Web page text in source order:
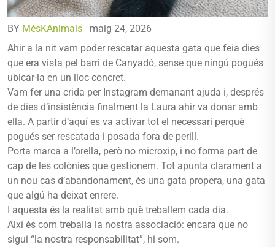
BY MésKAnimals
maig 24, 2026
Ahir a la nit vam poder rescatar aquesta gata que feia dies
que era vista pel barri de Canyadó, sense que ningú pogués
ubicar-la en un lloc concret.
Vam fer una crida per Instagram demanant ajuda i, després
de dies d’insistència finalment la Laura ahir va donar amb
ella. A partir d’aquí es va activar tot el necessari perquè
pogués ser rescatada i posada fora de perill.
Porta marca a l’orella, però no microxip, i no forma part de
cap de les colònies que gestionem. Tot apunta clarament a
un nou cas d’abandonament, és una gata propera, una gata
que algú ha deixat enrere.
I aquesta és la realitat amb què treballem cada dia.
Així és com treballa la nostra associació: encara que no
sigui “la nostra responsabilitat”, hi som.